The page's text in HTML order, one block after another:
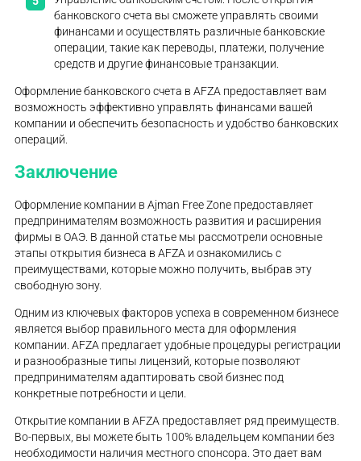
банковского счета вы сможете управлять своими
финансами и осуществлять различные банковские
операции, такие как переводы, платежи, получение
средств и другие финансовые транзакции.
Оформление банковского счета в AFZA предоставляет вам
возможность эффективно управлять финансами вашей
компании и обеспечить безопасность и удобство банковских
операций.
Заключение
Оформление компании в Ajman Free Zone предоставляет
предпринимателям возможность развития и расширения
фирмы в ОАЭ. В данной статье мы рассмотрели основные
этапы открытия бизнеса в AFZA и ознакомились с
преимуществами, которые можно получить, выбрав эту
свободную зону.
Одним из ключевых факторов успеха в современном бизнесе
является выбор правильного места для оформления
компании. AFZA предлагает удобные процедуры регистрации
и разнообразные типы лицензий, которые позволяют
предпринимателям адаптировать свой бизнес под
конкретные потребности и цели.
Открытие компании в AFZA предоставляет ряд преимуществ.
Во-первых, вы можете быть 100% владельцем компании без
необходимости наличия местного спонсора. Это дает вам